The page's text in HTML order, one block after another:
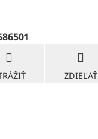
ZDIEĽAŤ